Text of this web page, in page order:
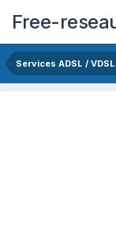
Free-
Services ADSL /